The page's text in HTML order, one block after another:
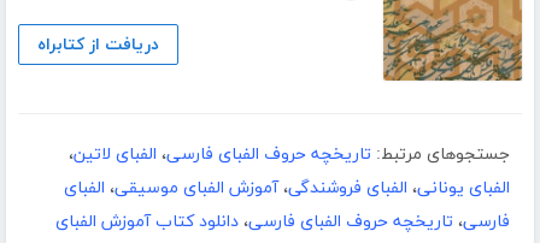
دریافت از کتابراه
جستجوهای مرتبط: تاریخچه حروف الفبای فارسی، الفبای لاتین،
الفبای یونانی، الفبای فروشندگی،آموزش الفبای موسیقی، الفبای
فارسی، تاریخچه حروف الفبای فارسی، دانلود کتاب آموزش الفبای